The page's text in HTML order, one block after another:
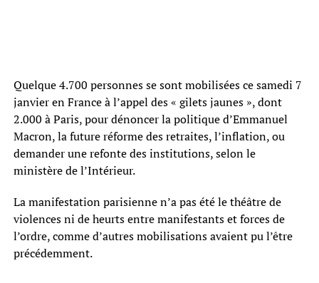
Quelque 4.700 personnes se sont mobilisées ce samedi 7
janvier en France à l’appel des « gilets jaunes », dont
2.000 à Paris, pour dénoncer la politique d’Emmanuel
Macron, la future réforme des retraites, l’inflation, ou
demander une refonte des institutions, selon le
ministère de l’Intérieur.
La manifestation parisienne n’a pas été le théâtre de
violences ni de heurts entre manifestants et forces de
l’ordre, comme d’autres mobilisations avaient pu l’être
précédemment.